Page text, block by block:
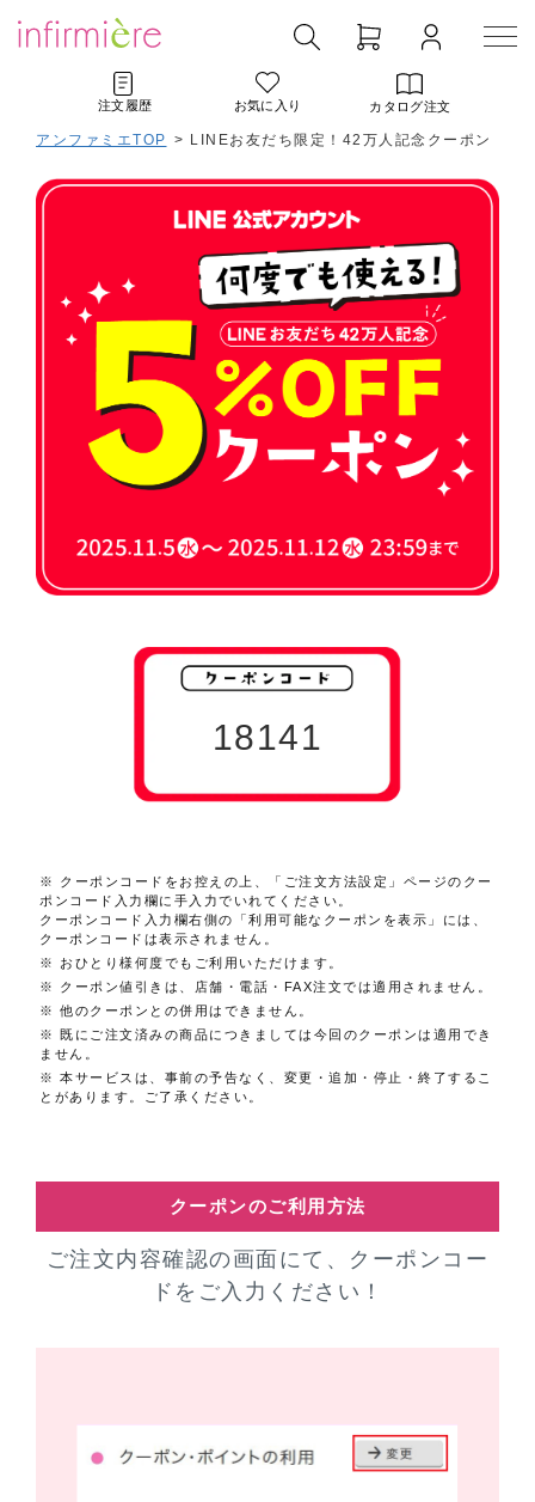
注文履歴 お気に入り カタログ注文
アンファミエTOP > LINEお友だち限定！42万人記念クーポン
18141
※ クーポンコードをお控えの上、「ご注文方法設定」ページのクー
ポンコード入力欄に手入力でいれてください。
クーポンコード入力欄右側の「利用可能なクーポンを表示」には、
クーポンコードは表示されません。
※ おひとり様何度でもご利用いただけます。
※ クーポン値引きは、店舗・電話・FAX注文では適用されません。
※ 他のクーポンとの併用はできません。
※ 既にご注文済みの商品につきましては今回のクーポンは適用でき
ません。
※ 本サービスは、事前の予告なく、変更・追加・停止・終了するこ
とがあります。ご了承ください。
クーポンのご利用方法
ご注文内容確認の画面にて、クーポンコー
ドをご入力ください！